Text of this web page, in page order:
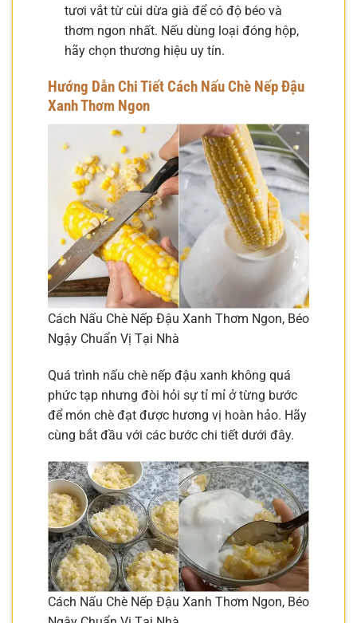
tươi vắt từ cùi dừa già để có độ béo và
thơm ngon nhất. Nếu dùng loại đóng hộp,
hãy chọn thương hiệu uy tín.
Hướng Dẫn Chi Tiết Cách Nấu Chè Nếp Đậu
Xanh Thơm Ngon
Cách Nấu Chè Nếp Đậu Xanh Thơm Ngon, Béo
Ngậy Chuẩn Vị Tại Nhà
Quá trình nấu chè nếp đậu xanh không quá
phức tạp nhưng đòi hỏi sự tỉ mỉ ở từng bước
để món chè đạt được hương vị hoàn hảo. Hãy
cùng bắt đầu với các bước chi tiết dưới đây.
Cách Nấu Chè Nếp Đậu Xanh Thơm Ngon, Béo